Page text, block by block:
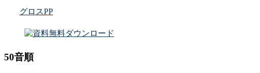
グロスPP
50音順